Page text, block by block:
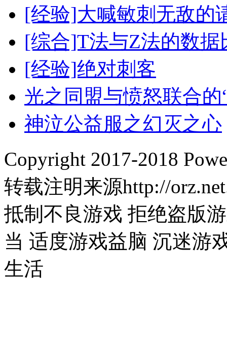
[经验]大喊敏刺无敌的
[综合]T法与Z法的数据
[经验]绝对刺客
光之同盟与愤怒联合的
神泣公益服之幻灭之心
Copyright 2017-2018
转载注明来源http://
抵制不良游戏 拒绝盗版
当 适度游戏益脑 沉迷游
生活